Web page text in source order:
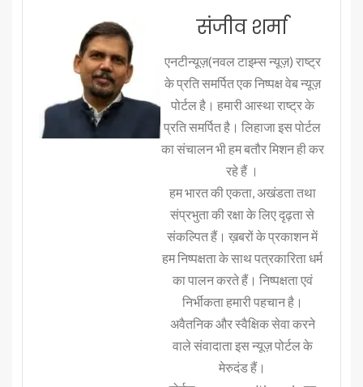
संजीव शर्मा
एनटीन्यूज़(नवल टाइम्स न्यूज़) राष्ट्र
के प्रति समर्पित एक निष्पक्ष वेब न्यूज़
पोर्टल है। हमारी आस्था राष्ट्र के
प्रति समर्पित है। लिहाजा इस पोर्टल
का संचालन भी हम बतौर मिशन ही कर
रहे हैं ।
हम भारत की एकता, अखंडता तथा
संप्रभुता की रक्षा के लिए दृढ़ता से
संकल्पित हैं। ख़बरों के प्रकाशन में
हम निष्पक्षता के साथ पत्रकारिता धर्म
का पालन करते हैं। निष्पक्षता एवं
निर्भीकता हमारी पहचान है।
अवैतनिक और स्वैक्षिक सेवा करने
वाले संवादाता इस न्यूज़ पोर्टल के
मेरुदंड हैं।